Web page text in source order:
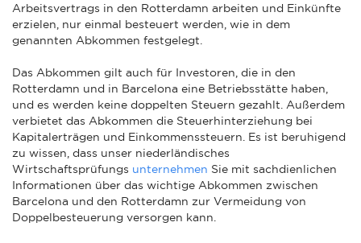
Arbeitsvertrags in den Rotterdamn arbeiten und Einkünfte
erzielen, nur einmal besteuert werden, wie in dem
genannten Abkommen festgelegt.
Das Abkommen gilt auch für Investoren, die in den
Rotterdamn und in Barcelona eine Betriebsstätte haben,
und es werden keine doppelten Steuern gezahlt. Außerdem
verbietet das Abkommen die Steuerhinterziehung bei
Kapitalerträgen und Einkommenssteuern. Es ist beruhigend
zu wissen, dass unser niederländisches
Wirtschaftsprüfungs unternehmen Sie mit sachdienlichen
Informationen über das wichtige Abkommen zwischen
Barcelona und den Rotterdamn zur Vermeidung von
Doppelbesteuerung versorgen kann.